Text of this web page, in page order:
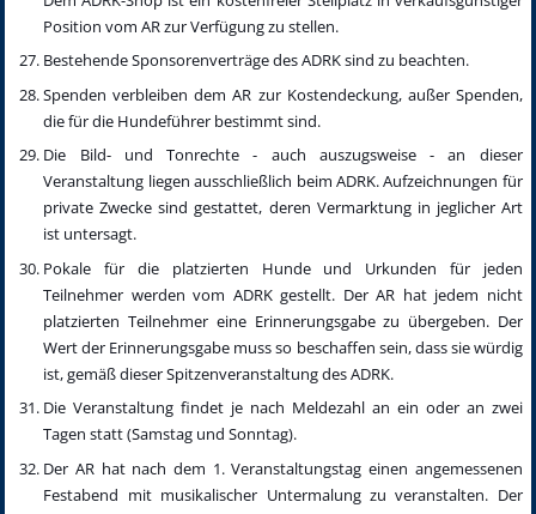
Position vom AR zur Verfügung zu stellen.
Bestehende Sponsorenverträge des ADRK sind zu beachten.
Spenden verbleiben dem AR zur Kostendeckung, außer Spenden,
die für die Hundeführer bestimmt sind.
Die Bild- und Tonrechte - auch auszugsweise - an dieser
Veranstaltung liegen ausschließlich beim ADRK. Aufzeichnungen für
private Zwecke sind gestattet, deren Vermarktung in jeglicher Art
ist untersagt.
Pokale für die platzierten Hunde und Urkunden für jeden
Teilnehmer werden vom ADRK gestellt. Der AR hat jedem nicht
platzierten Teilnehmer eine Erinnerungsgabe zu übergeben. Der
Wert der Erinnerungsgabe muss so beschaffen sein, dass sie würdig
ist, gemäß dieser Spitzenveranstaltung des ADRK.
Die Veranstaltung findet je nach Meldezahl an ein oder an zwei
Tagen statt (Samstag und Sonntag).
Der AR hat nach dem 1. Veranstaltungstag einen angemessenen
Festabend mit musikalischer Untermalung zu veranstalten. Der